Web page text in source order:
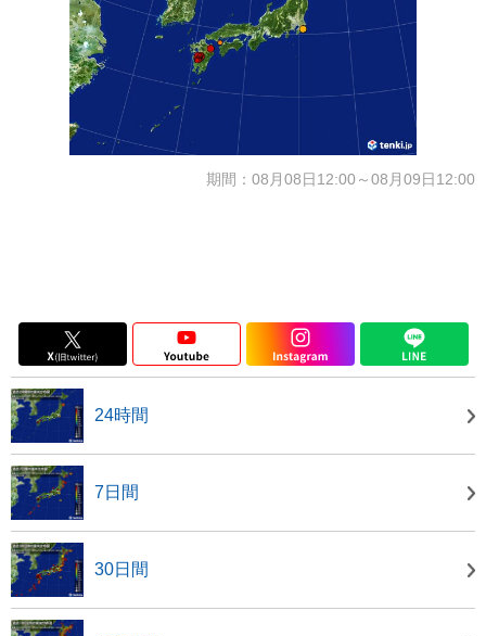
期間：08月08日12:00～08月09日12:00
24時間
7日間
30日間